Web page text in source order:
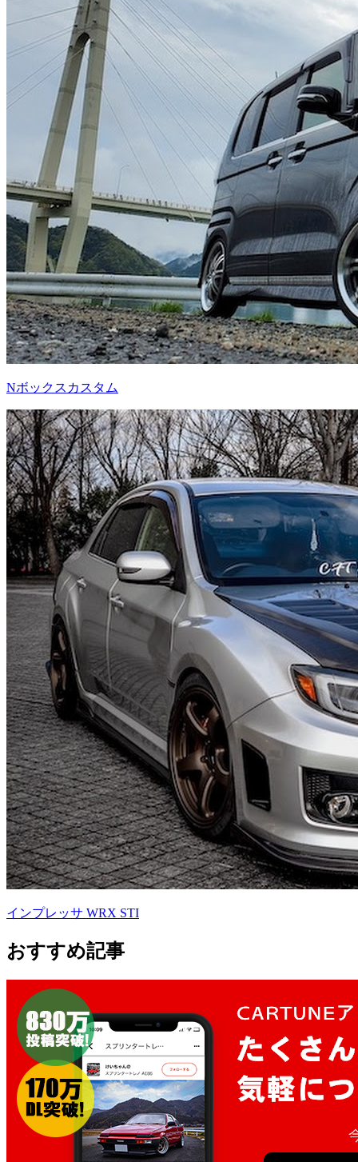
Nボックスカスタム
インプレッサ WRX STI
おすすめ記事